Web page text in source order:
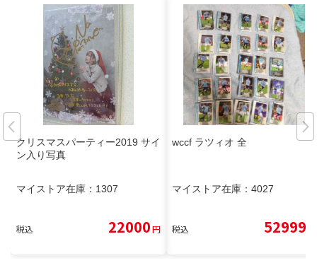
クリスマスパーティー2019 サイ
ン入り写真
マイストア在庫： 1307
税込 22000円
wccf ラツィオ 全
マイストア在庫： 4027
税込 52999